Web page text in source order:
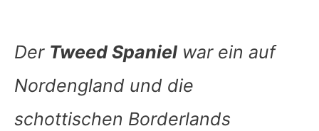
Der Tweed Spanielwar ein auf
Nordengland und die
schottischen Borderlands